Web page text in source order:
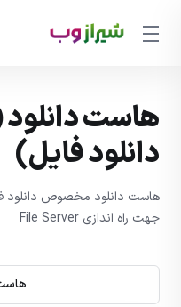
هاست
دانلود فایل)
جهت راه اندازی File Server